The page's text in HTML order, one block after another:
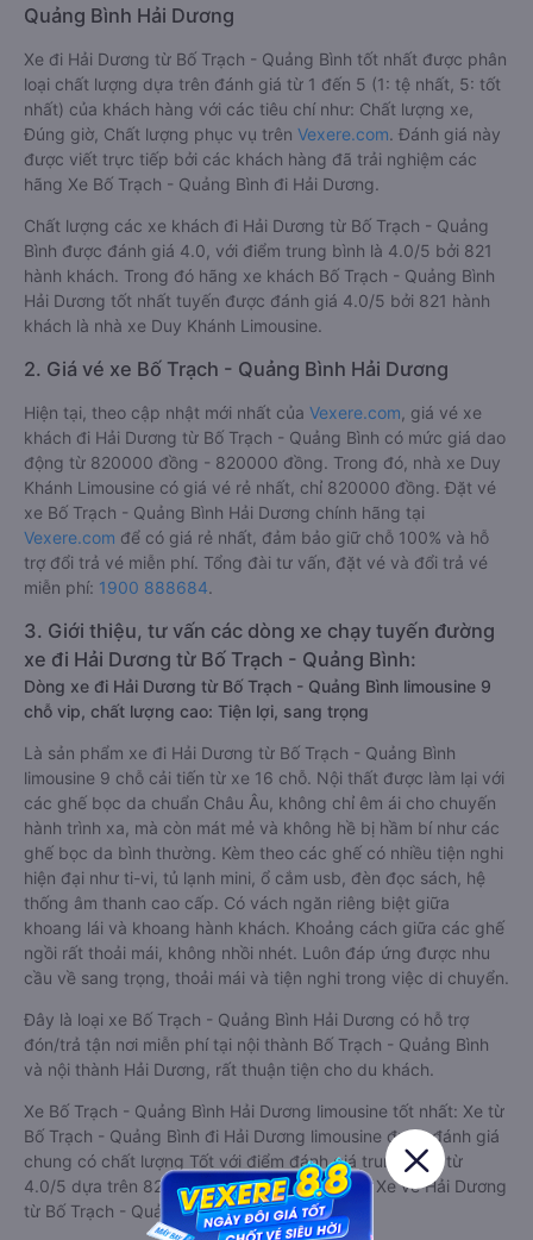
Quảng Bình Hải Dương
Xe đi Hải Dương từ Bố Trạch - Quảng Bình tốt nhất được phân
loại chất lượng dựa trên đánh giá từ 1 đến 5 (1: tệ nhất, 5: tốt
nhất) của khách hàng với các tiêu chí như: Chất lượng xe,
Đúng giờ, Chất lượng phục vụ trên Vexere.com. Đánh giá này
được viết trực tiếp bởi các khách hàng đã trải nghiệm các
hãng Xe Bố Trạch - Quảng Bình đi Hải Dương.
Chất lượng các xe khách đi Hải Dương từ Bố Trạch - Quảng
Bình được đánh giá 4.0, với điểm trung bình là 4.0/5 bởi 821
hành khách. Trong đó hãng xe khách Bố Trạch - Quảng Bình
Hải Dương tốt nhất tuyến được đánh giá 4.0/5 bởi 821 hành
khách là nhà xe Duy Khánh Limousine.
2. Giá vé xe Bố Trạch - Quảng Bình Hải Dương
Hiện tại, theo cập nhật mới nhất của Vexere.com , giá vé xe
khách đi Hải Dương từ Bố Trạch - Quảng Bình có mức giá dao
động từ 820000 đồng - 820000 đồng. Trong đó, nhà xe Duy
Khánh Limousine có giá vé rẻ nhất, chỉ 820000 đồng. Đặt vé
xe Bố Trạch - Quảng Bình Hải Dương chính hãng tại
Vexere.com để có giá rẻ nhất, đảm bảo giữ chỗ 100% và hỗ
trợ đổi trả vé miễn phí. Tổng đài tư vấn, đặt vé và đổi trả vé
miễn phí: 1900 888684.
3. Giới thiệu, tư vấn các dòng xe chạy tuyến đường
xe đi Hải Dương từ Bố Trạch - Quảng Bình:
Dòng xe đi Hải Dương từ Bố Trạch - Quảng Bình limousine 9
chỗ vip, chất lượng cao: Tiện lợi, sang trọng
Là sản phẩm xe đi Hải Dương từ Bố Trạch - Quảng Bình
limousine 9 chỗ cải tiến từ xe 16 chỗ. Nội thất được làm lại với
các ghế bọc da chuẩn Châu Âu, không chỉ êm ái cho chuyến
hành trình xa, mà còn mát mẻ và không hề bị hầm bí như các
ghế bọc da bình thường. Kèm theo các ghế có nhiều tiện nghi
hiện đại như ti-vi, tủ lạnh mini, ổ cắm usb, đèn đọc sách, hệ
thống âm thanh cao cấp. Có vách ngăn riêng biệt giữa
khoang lái và khoang hành khách. Khoảng cách giữa các ghế
ngồi rất thoải mái, không nhồi nhét. Luôn đáp ứng được nhu
cầu về sang trọng, thoải mái và tiện nghi trong việc di chuyển.
Đây là loại xe Bố Trạch - Quảng Bình Hải Dương có hỗ trợ
đón/trả tận nơi miễn phí tại nội thành Bố Trạch - Quảng Bình
và nội thành Hải Dương, rất thuận tiện cho du khách.
Xe Bố Trạch - Quảng Bình Hải Dương limousine tốt nhất: Xe từ
Bố Trạch - Quảng Bình đi Hải Dương limousine được đánh giá
chung có chất lượng Tốt với điểm đánh giá trung bình từ
4.0/5 dựa trên 821 phản hồi của hành khách Xe về Hải Dương
từ Bố Trạch - Quảng Bình.